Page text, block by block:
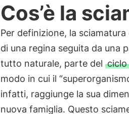
Cos’è la
Per definizione, la sciamatura
di una regina seguita da una
tutto naturale, parte del ciclo
modo in cui il
infatti, raggiunge la sua
nuova famiglia. Questo